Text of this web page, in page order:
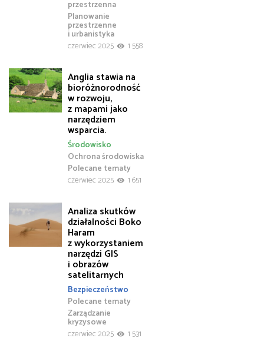
przestrzenna
Planowanie
przestrzenne
i urbanistyka
czerwiec 2025
1 558
Anglia stawia na
bioróżnorodność
w rozwoju,
z mapami jako
narzędziem
wsparcia.
Ochrona środowiska
Polecane tematy
Środowisko
czerwiec 2025 1 651
Analiza skutków
działalności Boko
Haram
z wykorzystaniem
narzędzi GIS
i obrazów
satelitarnych
Bezpieczeństwo
Polecane tematy
Zarządzanie
kryzysowe
czerwiec 2025
1 531